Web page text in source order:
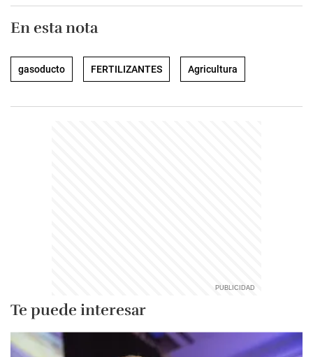
En esta nota
gasoducto FERTILIZANTES Agricultura
Te puede interesar